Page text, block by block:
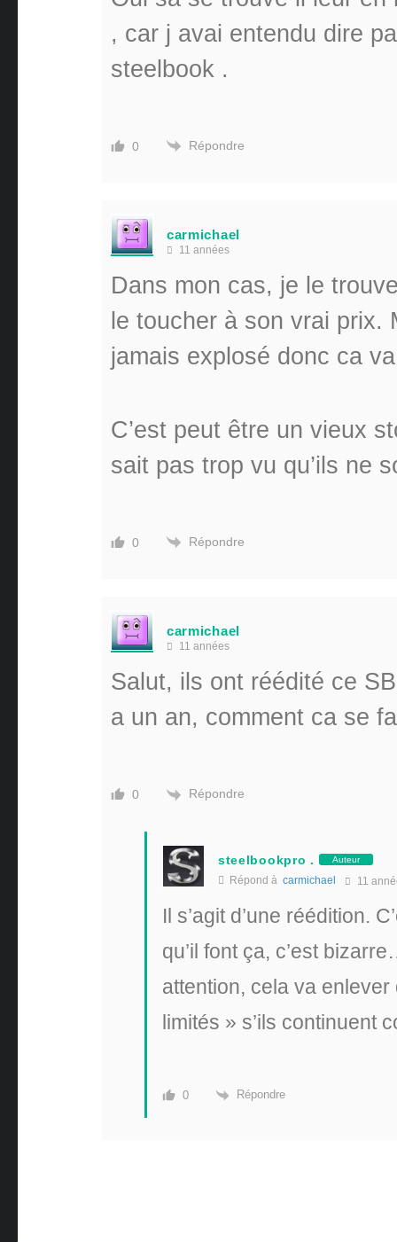
, car j avai entendu dire
steelbook .
0 Répondre
carmichael
11 années
Dans mon cas, je le
le toucher à son vrai prix.
jamais explosé donc ca
C’est peut être un vieux
sait pas trop vu qu’ils ne
0 Répondre
carmichael
11 années
Salut, ils ont réédité ce
a un an, comment ca se
0 Répondre
steelbookpro . Auteur
Répond à carmichael 11
Il s’agit d’une réédition.
qu’il font ça, c’est
attention, cela va
limités » s’ils continuent
0 Répondre